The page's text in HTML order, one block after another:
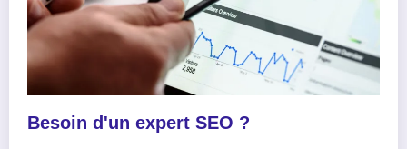
Besoin d'un expert SEO ?